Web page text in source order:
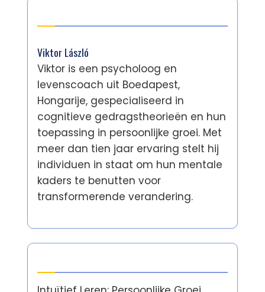
Viktor László
Viktor is een psycholoog en
levenscoach uit Boedapest,
Hongarije, gespecialiseerd in
cognitieve gedragstheorieën en hun
toepassing in persoonlijke groei. Met
meer dan tien jaar ervaring stelt hij
individuen in staat om hun mentale
kaders te benutten voor
transformerende verandering.